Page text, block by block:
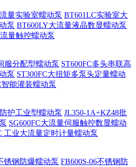
量实验室蠕动泵 BT601LC实验室大
泵 BT600LY大流量液晶数显蠕动泵
量触控蠕动泵
服分配型蠕动泵 ST600FC多头串联高
泵 ST300FC大扭矩多泵头定量蠕动
智能灌装蠕动泵
护工业型蠕动泵 JL350-1A+KZ48批
SG600FC大流量伺服触控数显蠕动
工业大流量定时计量蠕动泵
锈钢防爆蠕动泵 FB600S-06不锈钢防